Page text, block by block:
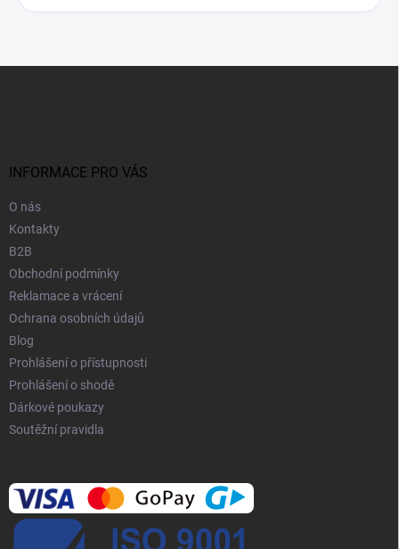
INFORMACE PRO VÁS
O nás
Kontakty
B2B
Obchodní podmínky
Reklamace a vrácení
Ochrana osobních údajů
Blog
Prohlášení o přístupnosti
Prohlášení o shodě
Dárkové poukazy
Soutěžní pravidla